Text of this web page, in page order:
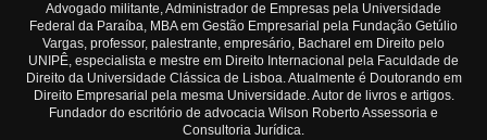
Advogado militante, Administrador de Empresas pela Universidade
Federal da Paraíba, MBA em Gestão Empresarial pela Fundação Getúlio
Vargas, professor, palestrante, empresário, Bacharel em Direito pelo
UNIPÊ, especialista e mestre em Direito Internacional pela Faculdade de
Direito da Universidade Clássica de Lisboa. Atualmente é Doutorando em
Direito Empresarial pela mesma Universidade. Autor de livros e artigos.
Fundador do escritório de advocacia Wilson Roberto Assessoria e
Consultoria Jurídica.